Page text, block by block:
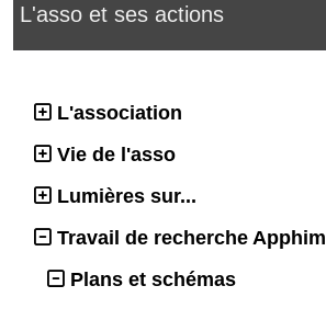
L'asso et ses actions
L'association
Vie de l'asso
Lumières sur...
Travail de recherche Apphim
Plans et schémas